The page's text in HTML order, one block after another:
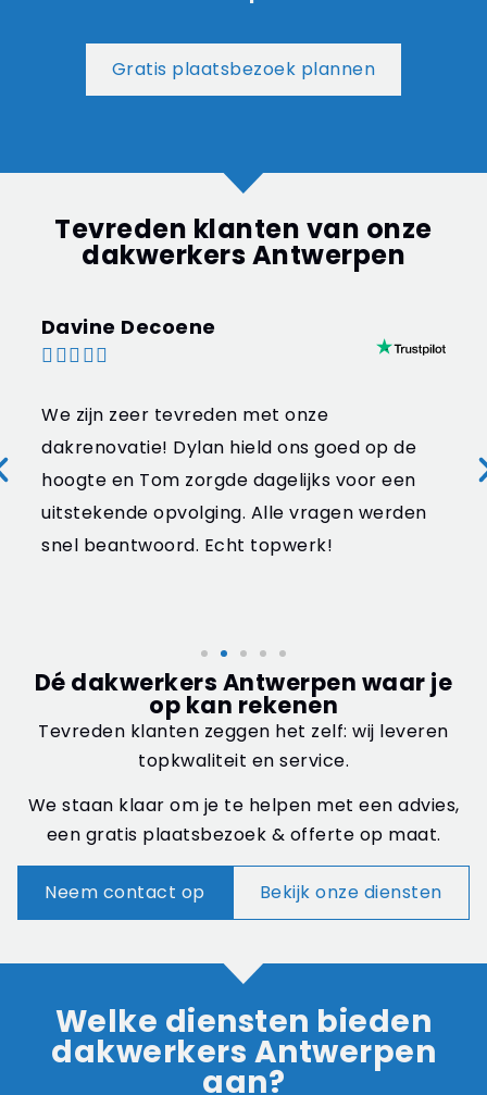
Gratis plaatsbezoek plannen
Tevreden klanten van onze
dakwerkers Antwerpen
Davine Decoene
    
We zijn zeer tevreden met onze
dakrenovatie! Dylan hield ons goed op de
hoogte en Tom zorgde dagelijks voor een
uitstekende opvolging. Alle vragen werden
snel beantwoord. Echt topwerk!
Dé dakwerkers Antwerpen waar je
op kan rekenen
Tevreden klanten zeggen het zelf: wij leveren
topkwaliteit en service.
We staan klaar om je te helpen met een advies,
een gratis plaatsbezoek & offerte op maat.
Neem contact op Bekijk onze diensten
Welke diensten bieden
dakwerkers Antwerpen
aan?